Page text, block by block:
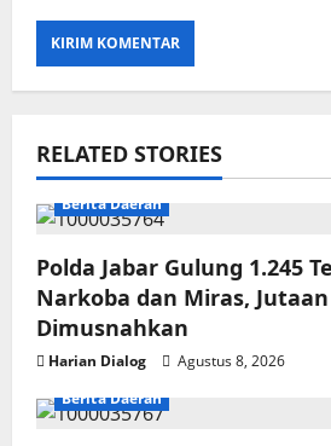
RELATED STORIES
Berita Daerah
Polda Jabar Gulung 1.245
Narkoba dan Miras,
Dimusnahkan
Harian Dialog
Agustus 8, 2026
Berita Daerah